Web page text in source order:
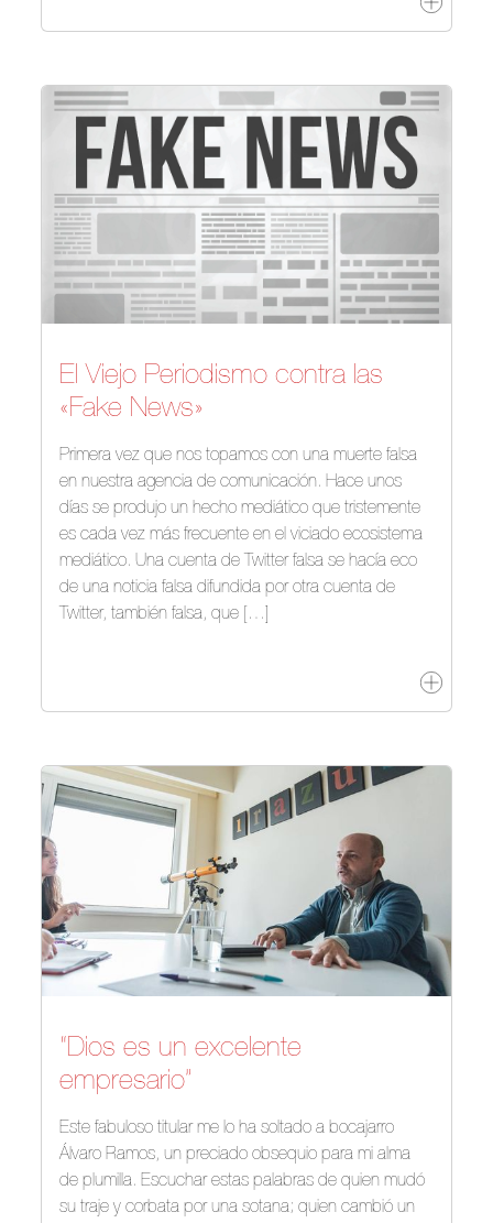
El Viejo Periodismo contra las
«Fake News»
Primera vez que nos topamos con una muerte falsa
en nuestra agencia de comunicación. Hace unos
días se produjo un hecho mediático que tristemente
es cada vez más frecuente en el viciado ecosistema
mediático. Una cuenta de Twitter falsa se hacía eco
de una noticia falsa difundida por otra cuenta de
Twitter, también falsa, que […]
“Dios es un excelente
empresario”
Este fabuloso titular me lo ha soltado a bocajarro
Álvaro Ramos, un preciado obsequio para mi alma
de plumilla. Escuchar estas palabras de quien mudó
su traje y corbata por una sotana; quien cambió un